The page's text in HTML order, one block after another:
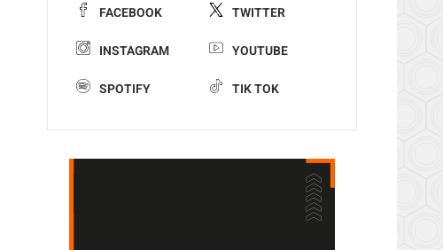
FACEBOOK TWITTER
INSTAGRAM YOUTUBE
SPOTIFY TIK TOK